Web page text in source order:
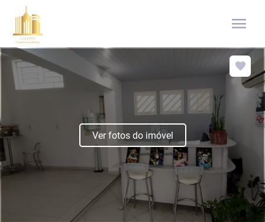
menu
Ver fotos do imóvel